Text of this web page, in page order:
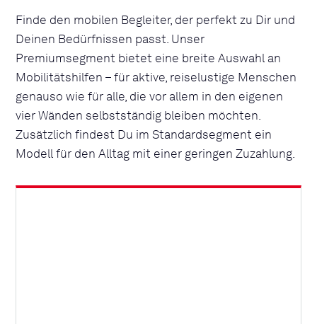
Finde den mobilen Begleiter, der perfekt zu Dir und
Deinen Bedürfnissen passt. Unser
Premiumsegment bietet eine breite Auswahl an
Mobilitätshilfen – für aktive, reiselustige Menschen
genauso wie für alle, die vor allem in den eigenen
vier Wänden selbstständig bleiben möchten.
Zusätzlich findest Du im Standardsegment ein
Modell für den Alltag mit einer geringen Zuzahlung.